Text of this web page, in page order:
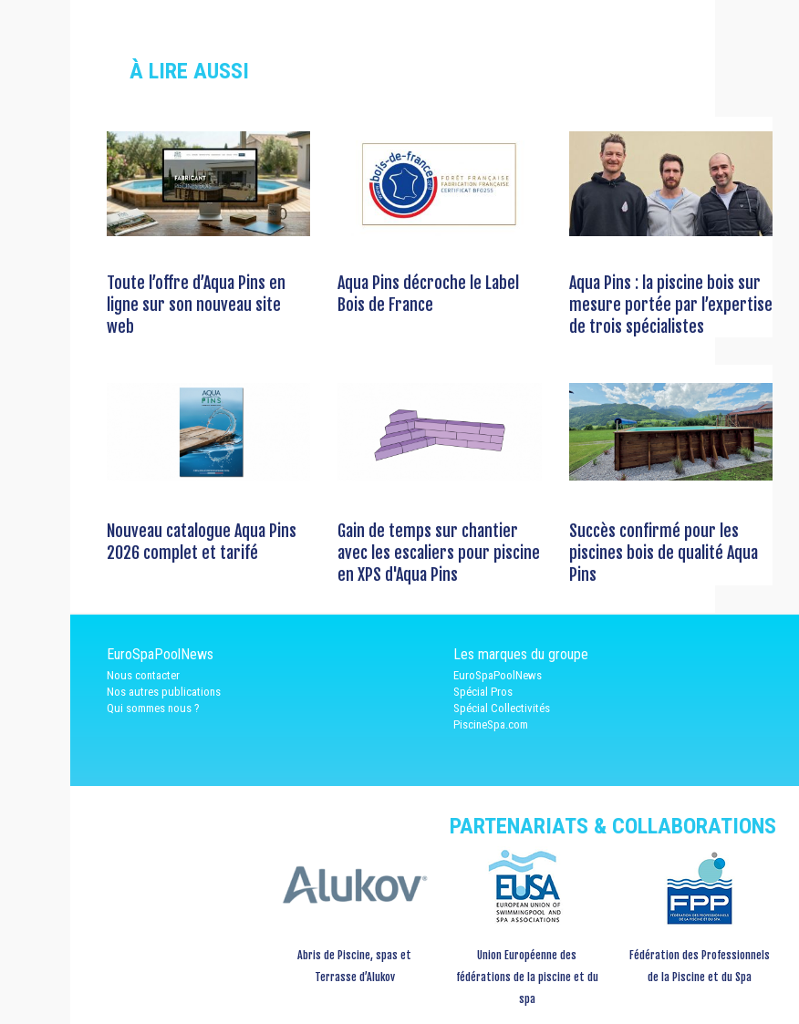
À LIRE AUSSI
Toute l’offre d’Aqua Pins en
ligne sur son nouveau site
web
Aqua Pins décroche le Label
Bois de France
Aqua Pins : la piscine bois sur
mesure portée par l’expertise
de trois spécialistes
Nouveau catalogue Aqua Pins
2026 complet et tarifé
Gain de temps sur chantier
avec les escaliers pour piscine
en XPS d'Aqua Pins
Succès confirmé pour les
piscines bois de qualité Aqua
Pins
EuroSpaPoolNews
Nous contacter
Nos autres publications
Qui sommes nous ?
Les marques du groupe
EuroSpaPoolNews
Spécial Pros
Spécial Collectivités
PiscineSpa.com
PARTENARIATS & COLLABORATIONS
Abris de Piscine, spas et
Terrasse d’Alukov
Union Européenne des
fédérations de la piscine et du
spa
Fédération des Professionnels
de la Piscine et du Spa